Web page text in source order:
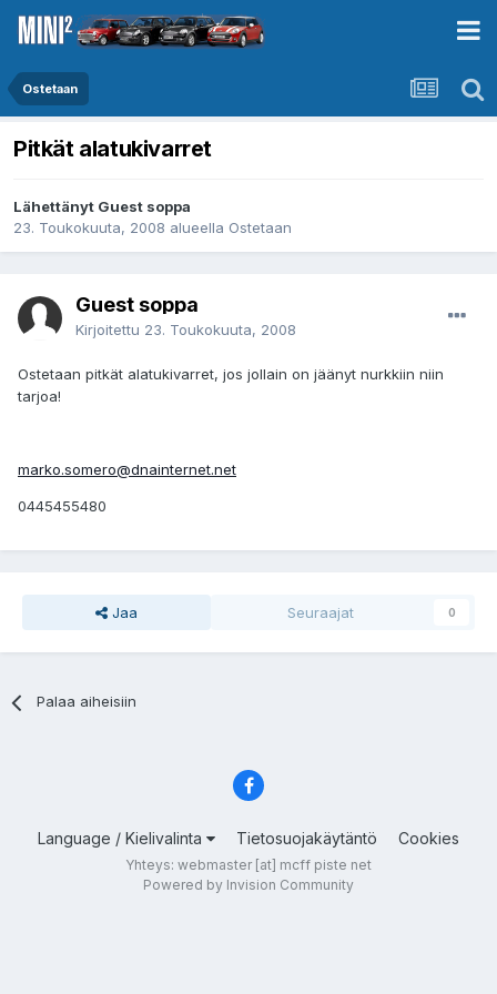
Ostetaan
Pitkät alatukivarret
Lähettänyt Guest soppa
23. Toukokuuta, 2008 alueella Ostetaan
Guest soppa
Kirjoitettu 23. Toukokuuta, 2008
Ostetaan pitkät alatukivarret, jos jollain on jäänyt nurkkiin niin
tarjoa!
marko.somero@dnainternet.net
0445455480
Jaa Seuraajat 0
Palaa aiheisiin
Language / Kielivalinta Tietosuojakäytäntö Cookies
Yhteys: webmaster [at] mcff piste net
Powered by Invision Community